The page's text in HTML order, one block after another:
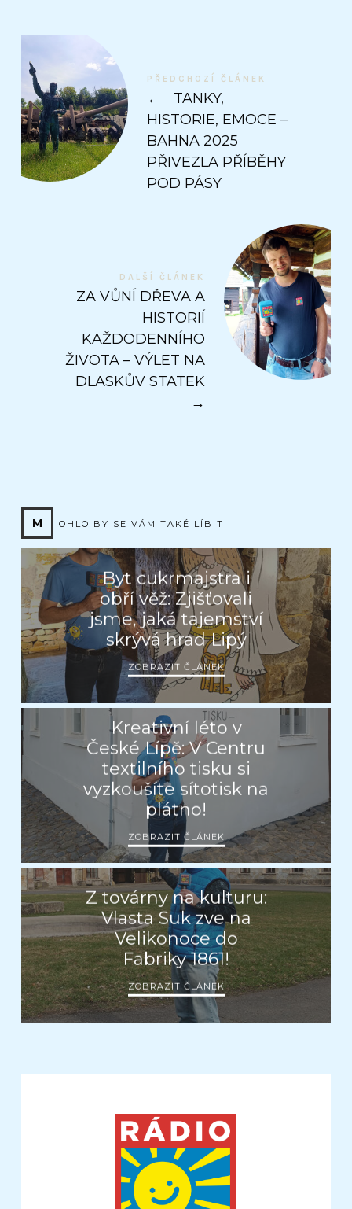
PŘEDCHOZÍ ČLÁNEK
←
TANKY,
HISTORIE, EMOCE –
BAHNA 2025
PŘIVEZLA PŘÍBĚHY
POD PÁSY
DALŠÍ ČLÁNEK
ZA VŮNÍ DŘEVA A
HISTORIÍ
KAŽDODENNÍHO
ŽIVOTA – VÝLET NA
DLASKŮV STATEK
→
M OHLO BY SE VÁM TAKÉ LÍBIT
Byt cukrmajstra i
obří věž: Zjišťovali
jsme, jaká tajemství
skrývá hrad Lipý
ZOBRAZIT ČLÁNEK
Kreativní léto v
České Lípě: V Centru
textilního tisku si
vyzkoušíte sítotisk na
plátno!
ZOBRAZIT ČLÁNEK
Z továrny na kulturu:
Vlasta Suk zve na
Velikonoce do
Fabriky 1861!
ZOBRAZIT ČLÁNEK